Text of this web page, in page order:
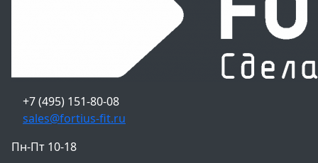
+7 (495) 151-80-08
sales@fortius-fit.ru
Пн-Пт 10-18